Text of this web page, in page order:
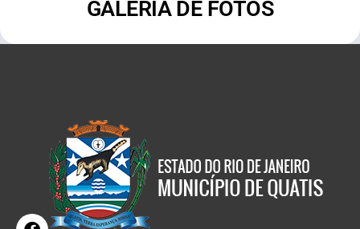
GALERIA DE FOTOS